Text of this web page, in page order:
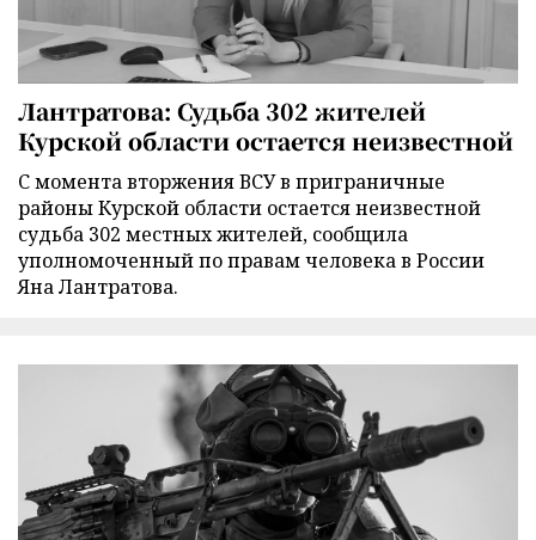
Лантратова: Судьба 302 жителей
Курской области остается неизвестной
С момента вторжения ВСУ в приграничные
районы Курской области остается неизвестной
судьба 302 местных жителей, сообщила
уполномоченный по правам человека в России
Яна Лантратова.